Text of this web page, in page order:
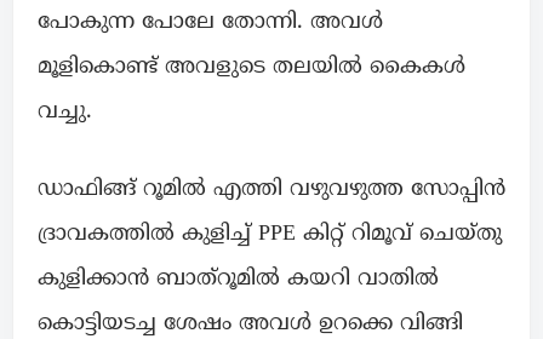
പോകുന്ന പോലേ തോന്നി. അവൾ
മൂളികൊണ്ട് അവളുടെ തലയിൽ കൈകൾ
വച്ചു.
ഡാഫിങ്ങ് റൂമിൽ എത്തി വഴുവഴുത്ത സോപ്പിൻ
ദ്രാവകത്തിൽ കുളിച്ച്‌ PPE കിറ്റ് റിമൂവ് ചെയ്തു
കുളിക്കാൻ ബാത്‌റൂമിൽ കയറി വാതിൽ
കൊട്ടിയടച്ച ശേഷം അവൾ ഉറക്കെ വിങ്ങി